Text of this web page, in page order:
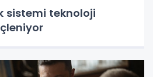
sistemi teknoloji